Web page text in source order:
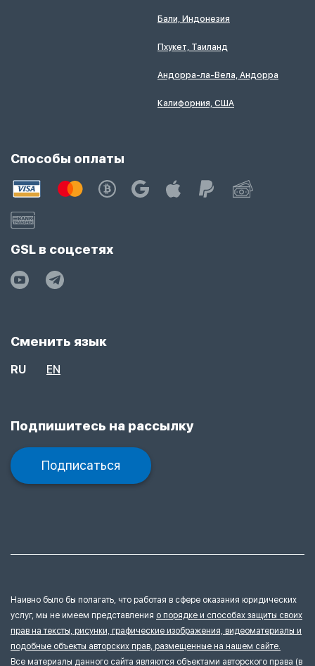
Бали, Индонезия
Пхукет, Таиланд
Андорра-ла-Вела, Андорра
Калифорния, США
Способы оплаты
GSL в соцсетях
Сменить язык
RU EN
Подпишитесь на рассылку
Подписаться
Наивно было бы полагать, что работая в сфере оказания юридических
услуг, мы не имеем представления о порядке и способах защиты своих
прав на тексты, рисунки, графические изображения, видеоматериалы и
подобные объекты авторских прав, размещенные на нашем сайте.
Все материалы данного сайта являются объектами авторского права (в